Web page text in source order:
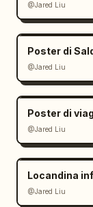
@Jared Liu
Poster di
@Jared Liu
Poster di
@Jared Liu
@Jared Liu